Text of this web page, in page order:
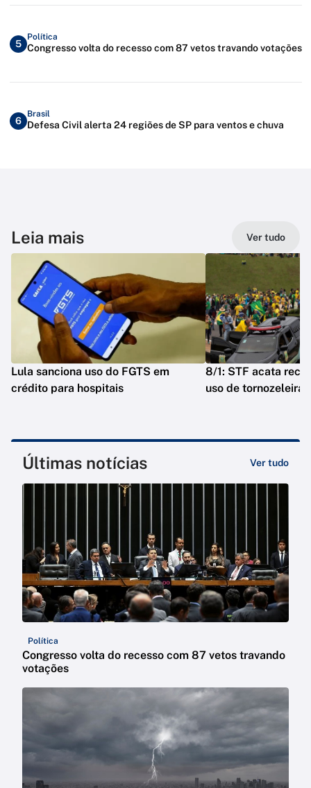
5
Política
Congresso volta do recesso com 87 vetos travando votações
6
Brasil
Defesa Civil alerta 24 regiões de SP para ventos e chuva
Leia mais Ver tudo
Lula sanciona uso do FGTS em
crédito para hospitais
8/1: STF acata
uso de tornozeleira
Últimas notícias Ver tudo
Política
Congresso volta do recesso com 87 vetos travando
votações